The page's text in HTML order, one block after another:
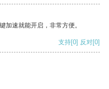
加速就能开启，非常方便。
支持[0] 反对[0]